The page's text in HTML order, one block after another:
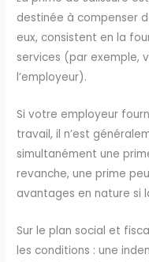
destinée à compenser
eux, consistent en la
services (par exemple,
l’employeur).
Si votre employeur
travail, il n’est
simultanément une
revanche, une prime
avantages en nature si
Sur le plan social et
les conditions : une